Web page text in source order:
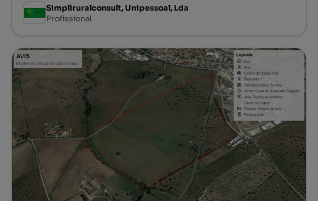
Simpliruralconsult, Unipessoal, Lda
Profissional